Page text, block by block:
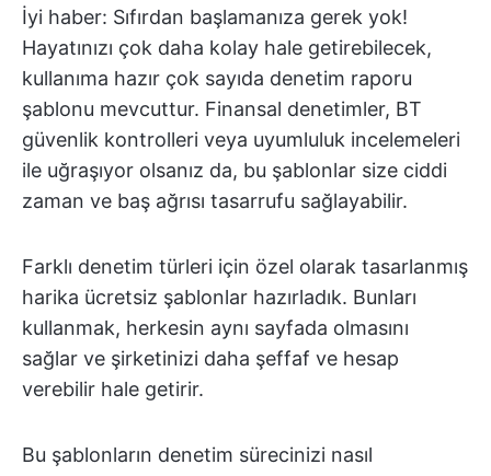
İyi haber: Sıfırdan başlamanıza gerek yok!
Hayatınızı çok daha kolay hale getirebilecek,
kullanıma hazır çok sayıda denetim raporu
şablonu mevcuttur. Finansal denetimler, BT
güvenlik kontrolleri veya uyumluluk incelemeleri
ile uğraşıyor olsanız da, bu şablonlar size ciddi
zaman ve baş ağrısı tasarrufu sağlayabilir.
Farklı denetim türleri için özel olarak tasarlanmış
harika ücretsiz şablonlar hazırladık. Bunları
kullanmak, herkesin aynı sayfada olmasını
sağlar ve şirketinizi daha şeffaf ve hesap
verebilir hale getirir.
Bu şablonların denetim sürecinizi nasıl